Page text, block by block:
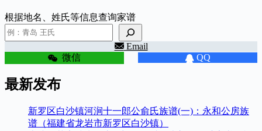
根据地名、姓氏等信息查询家谱
Email
微信 QQ
最新发布
新罗区白沙镇河涧十一郎公俞氏族谱(一)：永和公房族
谱（福建省龙岩市新罗区白沙镇）